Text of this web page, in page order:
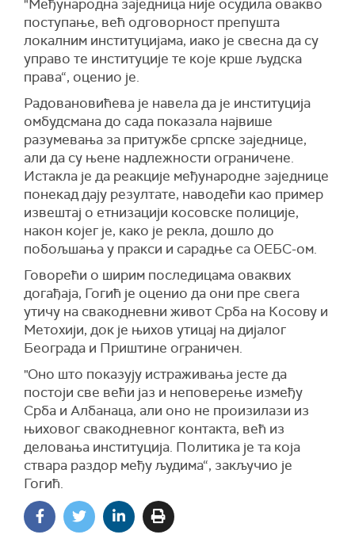
"Међународна заједница није осудила овакво
поступање, већ одговорност препушта
локалним институцијама, иако је свесна да су
управо те институције те које крше људска
права“, оценио је.
Радовановићева је навела да је институција
омбудсмана до сада показала највише
разумевања за притужбе српске заједнице,
али да су њене надлежности ограничене.
Истакла је да реакције међународне заједнице
понекад дају резултате, наводећи као пример
извештај о етнизацији косовске полиције,
након којег је, како је рекла, дошло до
побољшања у пракси и сарадње са ОЕБС-ом.
Говорећи о ширим последицама оваквих
догађаја, Гогић је оценио да они пре свега
утичу на свакодневни живот Срба на Косову и
Метохији, док је њихов утицај на дијалог
Београда и Приштине ограничен.
"Оно што показују истраживања јесте да
постоји све већи јаз и неповерење између
Срба и Албанаца, али оно не произилази из
њиховог свакодневног контакта, већ из
деловања институција. Политика је та која
ствара раздор међу људима“, закључио је
Гогић.